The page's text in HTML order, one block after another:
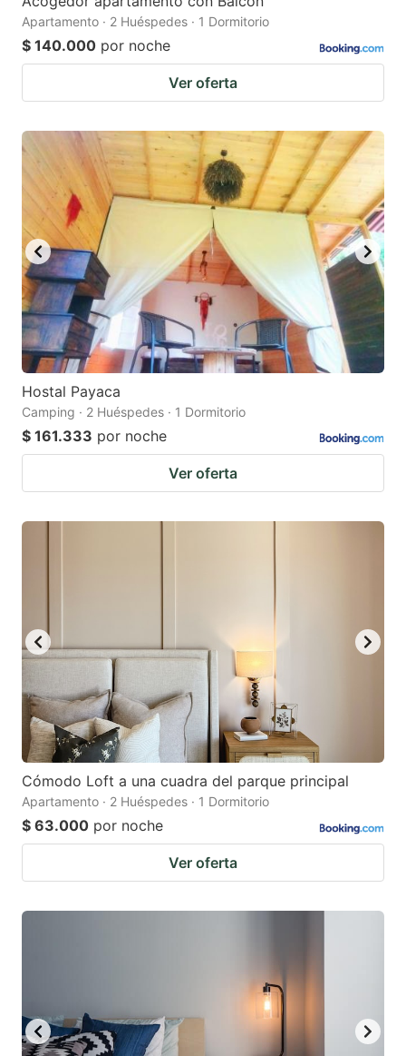
Apartamento · 2 Huéspedes · 1 Dormitorio
$ 140.000 por noche
Ver oferta
Hostal Payaca
Camping · 2 Huéspedes · 1 Dormitorio
$ 161.333 por noche
Ver oferta
Cómodo Loft a una cuadra del parque principal
Apartamento · 2 Huéspedes · 1 Dormitorio
$ 63.000 por noche
Ver oferta